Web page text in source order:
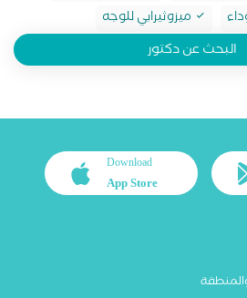
ميزوثيرابي للوجه
البحث عن دكتور
Download
App Store